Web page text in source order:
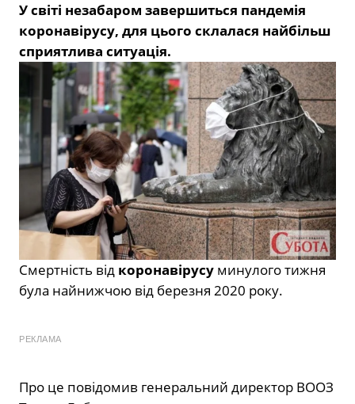
У світі незабаром завершиться пандемія
коронавірусу, для цього склалася найбільш
сприятлива ситуація.
Смертність від коронавірусу минулого тижня
була найнижчою від березня 2020 року.
РЕКЛАМА
Про це повідомив генеральний директор ВООЗ